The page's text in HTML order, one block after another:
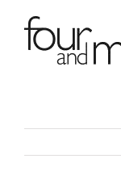
content